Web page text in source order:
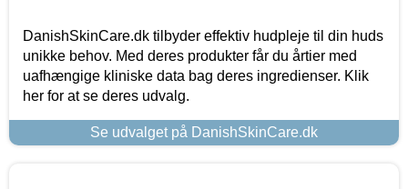
DanishSkinCare.dk tilbyder effektiv hudpleje til din huds
unikke behov. Med deres produkter får du årtier med
uafhængige kliniske data bag deres ingredienser. Klik
her for at se deres udvalg.
Se udvalget på DanishSkinCare.dk